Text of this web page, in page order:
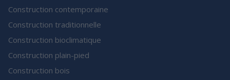
Construction contemporaine
Construction traditionnelle
Construction bioclimatique
Construction plain-pied
Construction bois